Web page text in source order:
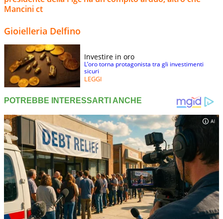
Mancini ct
Gioielleria Delfino
Investire in oro
L’oro torna protagonista tra gli investimenti
sicuri
LEGGI